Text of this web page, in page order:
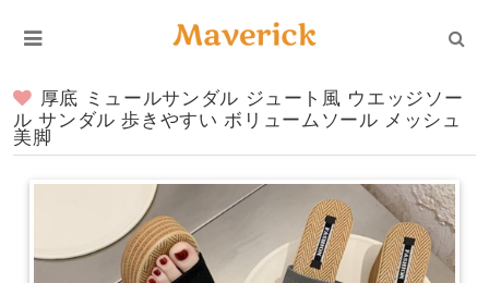
厚底 ミュールサンダル ジュート風 ウエッジソー
ル サンダル 歩きやすい ボリュームソール メッシュ
美脚